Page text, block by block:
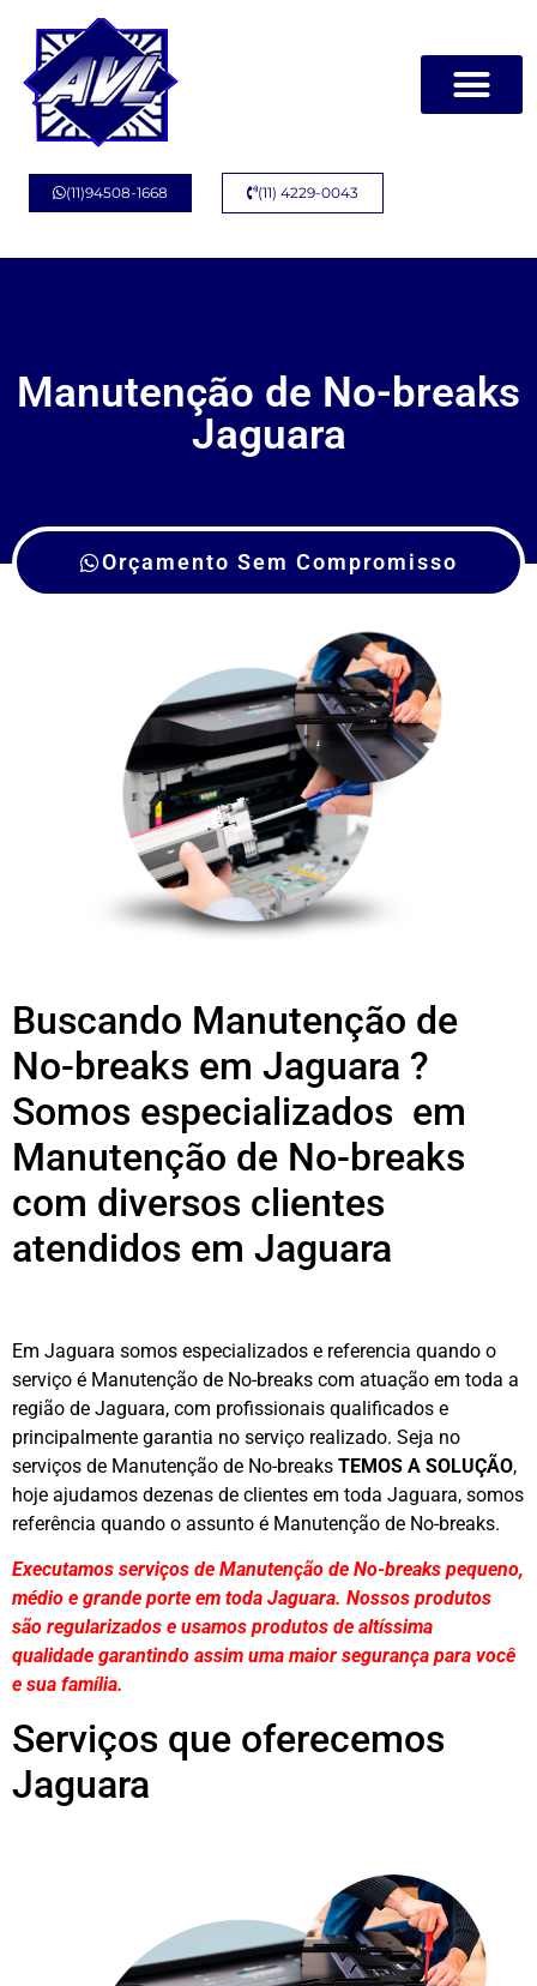
(11)94508-1668 (11) 4229-0043
Manutenção de No-breaks
Jaguara
Orçamento Sem Compromisso
Buscando Manutenção de
No-breaks em Jaguara ?
Somos especializados em
Manutenção de No-breaks
com diversos clientes
atendidos em Jaguara
Em Jaguara somos especializados e referencia quando o
serviço é Manutenção de No-breaks com atuação em toda a
região de Jaguara, com profissionais qualificados e
principalmente garantia no serviço realizado. Seja no
serviços de Manutenção de No-breaks TEMOS A SOLUÇÃO,
hoje ajudamos dezenas de clientes em toda Jaguara, somos
referência quando o assunto é Manutenção de No-breaks.
Executamos serviços de Manutenção de No-breaks pequeno,
médio e grande porte em toda Jaguara. Nossos produtos
são regularizados e usamos produtos de altíssima
qualidade garantindo assim uma maior segurança para você
e sua família.
Serviços que oferecemos
Jaguara